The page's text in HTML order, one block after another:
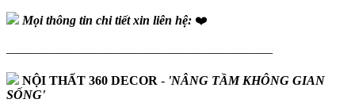
Mọi thông tin chi tiết xin liên hệ: ❤️
—————————————————————
NỘI THẤT 360 DECOR - 'NÂNG TẦM KHÔNG GIAN
SỐNG'